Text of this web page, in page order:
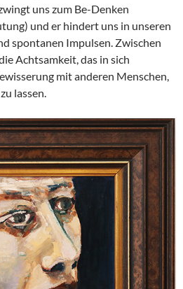
uns zum Be-Denken
und er hindert uns in unseren
spontanen Impulsen. Zwischen
Achtsamkeit, das in sich
mit anderen Menschen,
lassen.